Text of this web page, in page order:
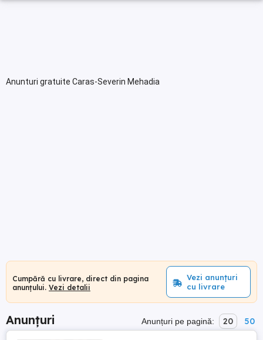
Anunturi gratuite Caras-Severin Mehadia
Cumpără cu livrare, direct din pagina
anunțului. Vezi detalii
Vezi anunțuri
cu livrare
Anunțuri Anunțuri pe pagină: 20 50